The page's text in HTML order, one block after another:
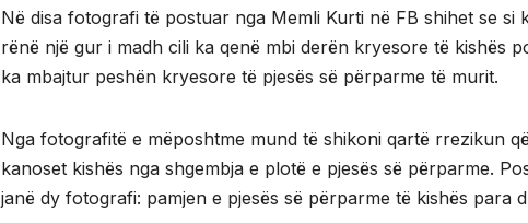
Në disa fotografi të postuar nga Memli Kurti në FB shihet se si
rënë një gur i madh cili ka qenë mbi derën kryesore të kishës
ka mbajtur peshën kryesore të pjesës së përparme të murit.
Nga fotografitë e mëposhtme mund të shikoni qartë rrezikun
kanoset kishës nga shgembja e plotë e pjesës së përparme.
janë dy fotografi: pamjen e pjesës së përparme të kishës para